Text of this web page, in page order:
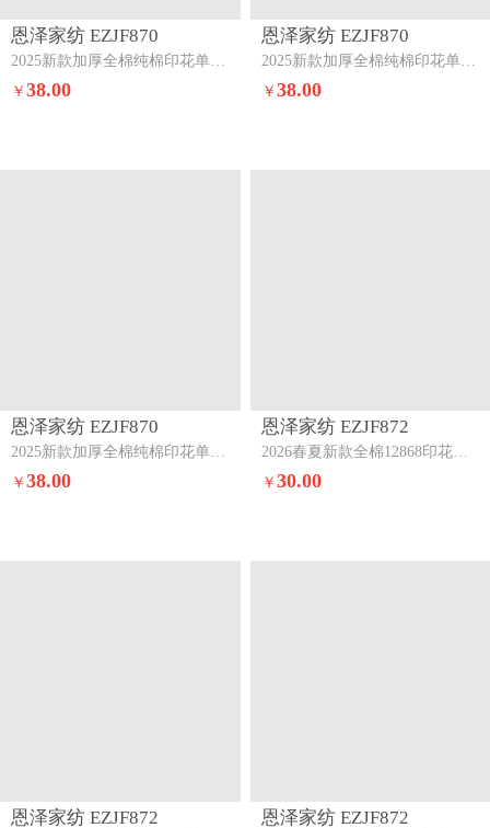
恩泽家纺 EZJF870
2025新款加厚全棉纯棉印花单被套-第二批田园小花
￥38.00
恩泽家纺 EZJF870
2025新款加厚全棉纯棉印花单被套-第二批极简主义
￥ 38.00
恩泽家纺 EZJF870
2025新款加厚全棉纯棉印花单被套-第二批蓝玫花语
￥38.00
恩泽家纺 EZJF872
2026春夏新款全棉12868印花四件套单品系列-单被套（提供，预留缩水率）帽子小狗
￥ 30.00
恩泽家纺 EZJF872 恩泽家纺 EZJF872